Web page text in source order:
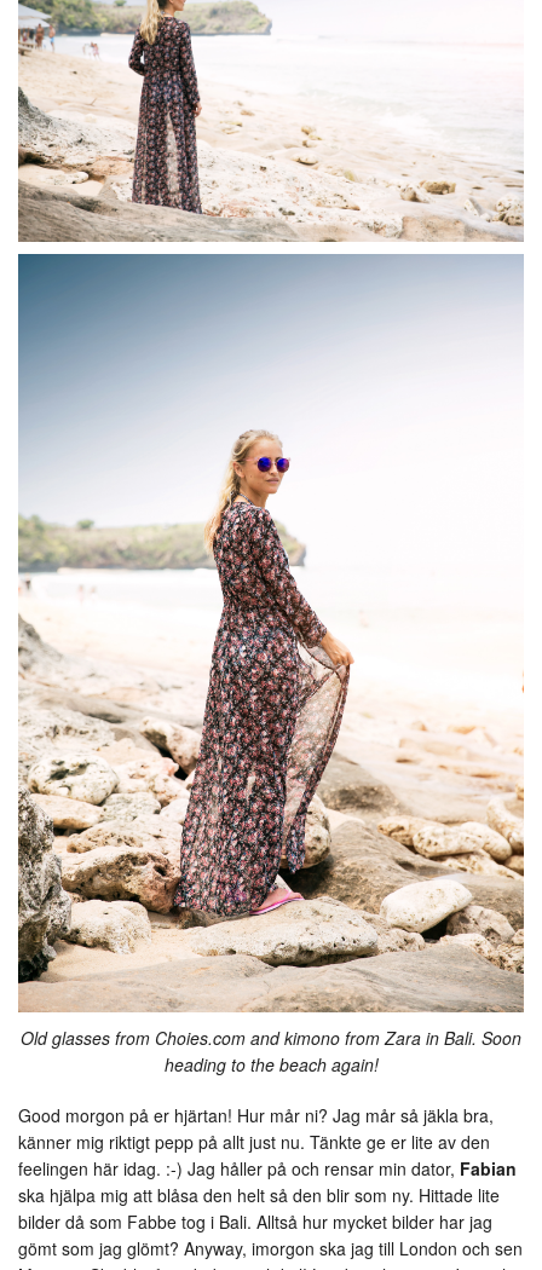
Old glasses from Choies.com and kimono from Zara in Bali. Soon
heading to the beach again!
Good morgon på er hjärtan! Hur mår ni? Jag mår så jäkla bra,
känner mig riktigt pepp på allt just nu. Tänkte ge er lite av den
feelingen här idag. :-) Jag håller på och rensar min dator, Fabian
ska hjälpa mig att blåsa den helt så den blir som ny. Hittade lite
bilder då som Fabbe tog i Bali. Alltså hur mycket bilder har jag
gömt som jag glömt? Anyway, imorgon ska jag till London och sen